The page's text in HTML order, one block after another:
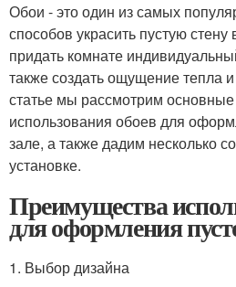
Обои - это один из самых
способов украсить пустую
придать комнате
также создать ощущение тепла
статье мы рассмотрим
использования обоев для
зале, а также дадим несколько
установке.
Преимущества
для оформления
1. Выбор дизайна